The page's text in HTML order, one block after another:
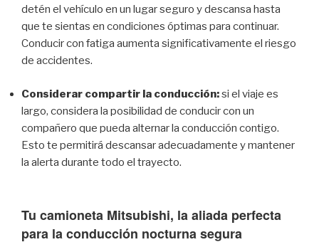
detén el vehículo en un lugar seguro y descansa hasta
que te sientas en condiciones óptimas para continuar.
Conducir con fatiga aumenta significativamente el riesgo
de accidentes.
Considerar compartir la conducción:si el viaje es
largo, considera la posibilidad de conducir con un
compañero que pueda alternar la conducción contigo.
Esto te permitirá descansar adecuadamente y mantener
la alerta durante todo el trayecto.
Tu camioneta Mitsubishi, la aliada perfecta
para la conducción nocturna segura